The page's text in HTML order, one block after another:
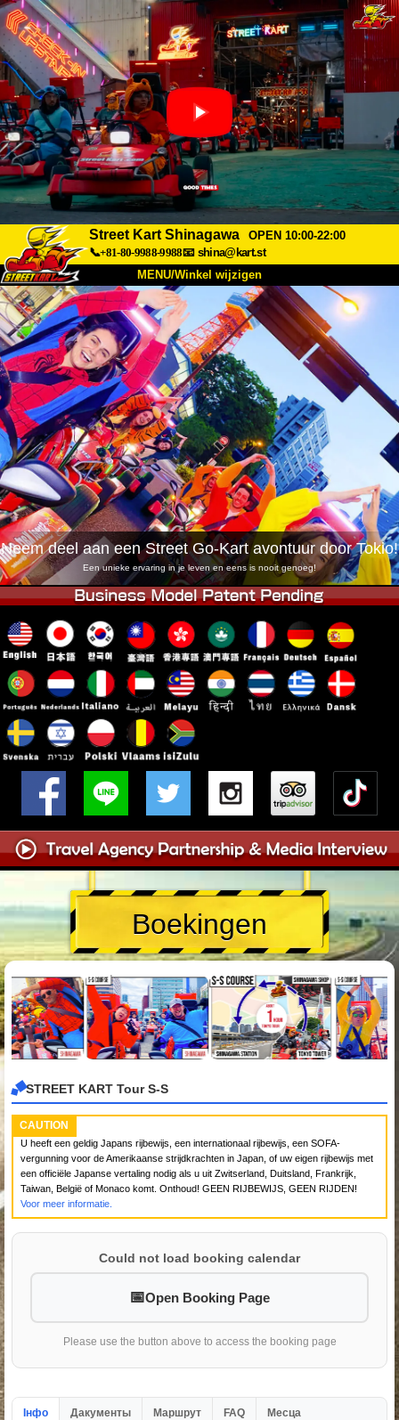
Street Kart Shinagawa
OPEN 10:00-22:00
📞+81-80-9988-9988📧 shina@kart.st
MENU/Winkel wijzigen
Over Specificaties Prijzen
Toegang Ervaringen FAQ
Bedrijf Boekingen
Winkel wijzigen
Tokyo Shinagawa Tokyo Akihabara#1
Tokyo Akihabara#2 Tokyo Shibuya
Tokyo Shibuya Annex Tokyo Bay
Tokyo Asakusa Osaka
Okinawa
Neem deel aan een Street Go-Kart avontuur door Tokio!
Een unieke ervaring in je leven en eens is nooit genoeg!
Boekingen
STREET KART Tour S-S
CAUTION
U heeft een geldig Japans rijbewijs, een internationaal rijbewijs, een SOFA-
vergunning voor de Amerikaanse strijdkrachten in Japan, of uw eigen rijbewijs met
een officiële Japanse vertaling nodig als u uit Zwitserland, Duitsland, Frankrijk,
Taiwan, België of Monaco komt. Onthoud! GEEN RIJBEWIJS, GEEN RIJDEN!
Voor meer informatie.
Could not load booking calendar
Open Booking Page
Please use the button above to access the booking page
Інфо Дакументы Маршрут FAQ Месца